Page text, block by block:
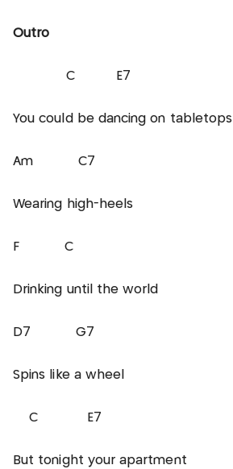
Outro
C E7
You could be dancing on tabletops
Am C7
Wearing high-heels
F C
Drinking until the world
D7 G7
Spins like a wheel
C E7
But tonight your apartment